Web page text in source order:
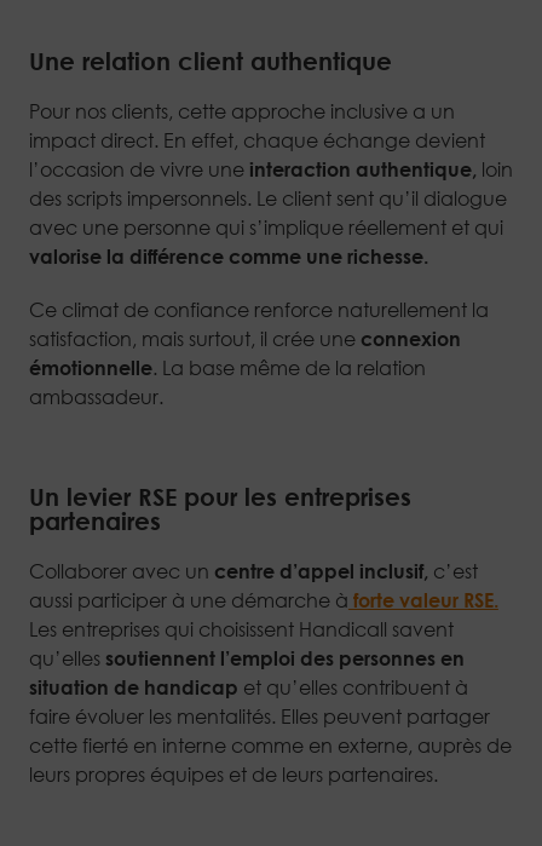
Une relation client authentique
Pour nos clients, cette approche inclusive a un
impact direct. En effet, chaque échange devient
l’occasion de vivre uneinteraction authentique, loin
des scripts impersonnels. Le client sent qu’il dialogue
avec une personne qui s’implique réellement et qui
valorise la différence comme une richesse.
Ce climat de confiance renforce naturellement la
satisfaction, mais surtout, il crée une connexion
émotionnelle. La base même de la relation
ambassadeur.
Un levier RSE pour les entreprises
partenaires
Collaborer avec un centre d’appel inclusif, c’est
aussi participer à une démarche à forte valeur RSE.
Les entreprises qui choisissent Handicall savent
qu’ellessoutiennent l’emploi des personnes en
situation de handicap et qu’elles contribuent à
faire évoluer les mentalités. Elles peuvent partager
cette fierté en interne comme en externe, auprès de
leurs propres équipes et de leurs partenaires.